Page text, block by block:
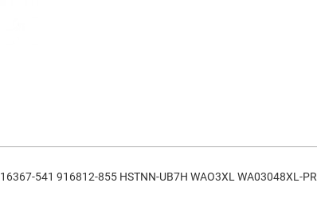
541 916812-855 HSTNN-UB7H WAO3XL WA03048XL-PR